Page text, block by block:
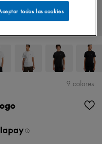
9 colores
todas las cookies